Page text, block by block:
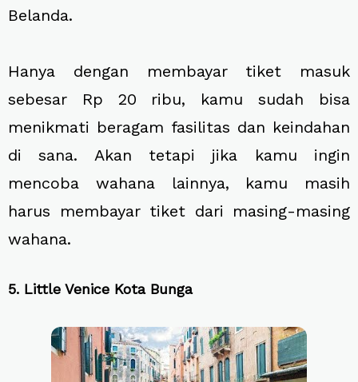
Belanda.
Hanya dengan membayar tiket masuk
sebesar Rp 20 ribu, kamu sudah bisa
menikmati beragam fasilitas dan keindahan
di sana. Akan tetapi jika kamu ingin
mencoba wahana lainnya, kamu masih
harus membayar tiket dari masing-masing
wahana.
5. Little Venice Kota Bunga